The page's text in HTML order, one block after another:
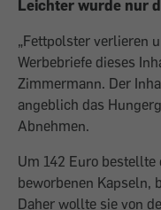
Leichter wurde nur
„Fettpolster verlieren
Werbebriefe dieses
Zimmermann. Der
angeblich das
Abnehmen.
Um 142 Euro
beworbenen Kapseln,
Daher wollte sie von